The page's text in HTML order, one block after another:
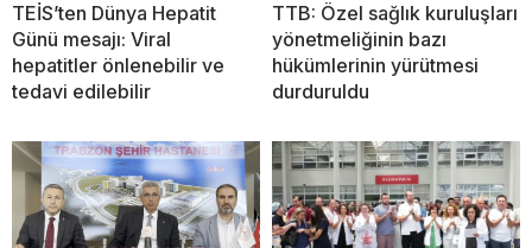
TEİS’ten Dünya Hepatit
Günü mesajı: Viral
hepatitler önlenebilir ve
tedavi edilebilir
TTB: Özel sağlık kuruluşları
yönetmeliğinin bazı
hükümlerinin yürütmesi
durduruldu